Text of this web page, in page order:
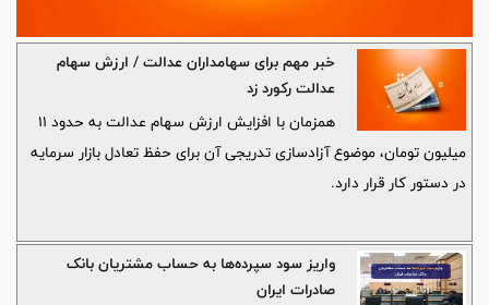
خبر مهم برای سهامداران عدالت / ارزش سهام
عدالت رکورد زد
همزمان با افزایش ارزش سهام عدالت به حدود ۱۱
میلیون تومان، موضوع آزادسازی تدریجی آن برای حفظ تعادل بازار سرمایه
در دستور کار قرار دارد.
واریز سود سپرده‌ها به حساب مشتریان بانک
صادرات ایران